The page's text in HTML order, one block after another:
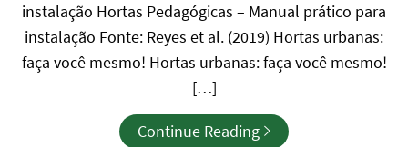
instalação Hortas Pedagógicas – Manual prático para
instalação Fonte: Reyes et al. (2019) Hortas urbanas:
faça você mesmo! Hortas urbanas: faça você mesmo!
[…]
Continue Reading